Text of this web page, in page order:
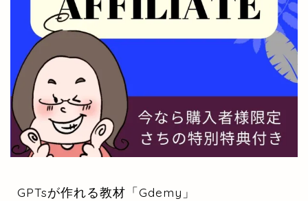
GPTsが作れる教材「Gdemy」